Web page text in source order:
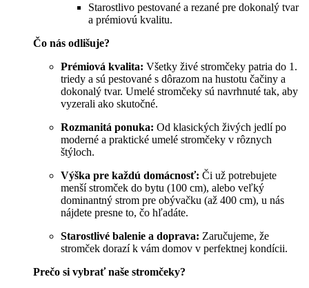
Starostlivo pestované a rezané pre dokonalý tvar
a prémiovú kvalitu.
Čo nás odlišuje?
Prémiová kvalita: Všetky živé stromčeky patria do 1.
triedy a sú pestované s dôrazom na hustotu čačiny a
dokonalý tvar. Umelé stromčeky sú navrhnuté tak, aby
vyzerali ako skutočné.
Rozmanitá ponuka: Od klasických živých jedlí po
moderné a praktické umelé stromčeky v rôznych
štýloch.
Výška pre každú domácnosť: Či už potrebujete
menší stromček do bytu (100 cm), alebo veľký
dominantný strom pre obývačku (až 400 cm), u nás
nájdete presne to, čo hľadáte.
Starostlivé balenie a doprava: Zaručujeme, že
stromček dorazí k vám domov v perfektnej kondícii.
Prečo si vybrať naše stromčeky?